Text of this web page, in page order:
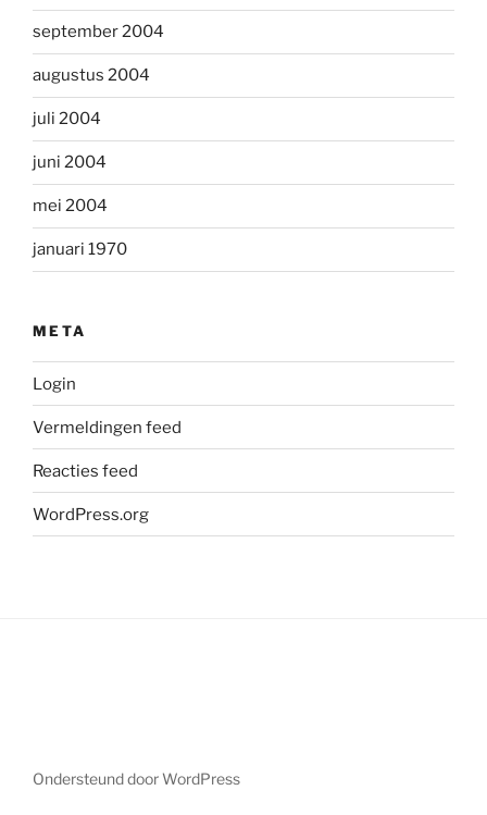
september 2004
augustus 2004
juli 2004
juni 2004
mei 2004
januari 1970
META
Login
Vermeldingen feed
Reacties feed
WordPress.org
Ondersteund door WordPress